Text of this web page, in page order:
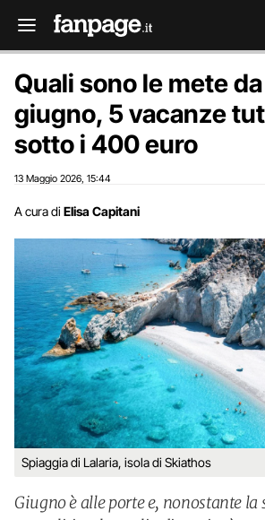
Quali sono le mete
giugno, 5 vacanze
sotto i 400 euro
13 Maggio 2026 15:44
A cura di Elisa Capitani
Spiaggia di Lalaria, isola di Skiathos
Giugno è alle porte e, nonostante